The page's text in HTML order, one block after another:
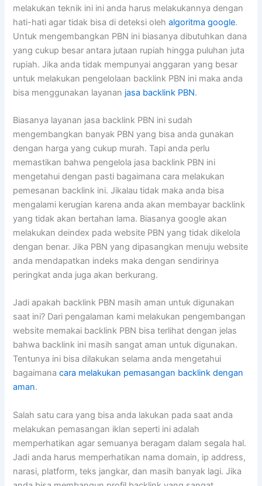
melakukan teknik ini ini anda harus melakukannya dengan
hati-hati agar tidak bisa di deteksi olehalgoritma google.
Untuk mengembangkan PBN ini biasanya dibutuhkan dana
yang cukup besar antara jutaan rupiah hingga puluhan juta
rupiah. Jika anda tidak mempunyai anggaran yang besar
untuk melakukan pengelolaan backlink PBN ini maka anda
bisa menggunakan layanan jasa backlink PBN.
Biasanya layanan jasa backlink PBN ini sudah
mengembangkan banyak PBN yang bisa anda gunakan
dengan harga yang cukup murah. Tapi anda perlu
memastikan bahwa pengelola jasa backlink PBN ini
mengetahui dengan pasti bagaimana cara melakukan
pemesanan backlink ini. Jikalau tidak maka anda bisa
mengalami kerugian karena anda akan membayar backlink
yang tidak akan bertahan lama. Biasanya google akan
melakukan deindex pada website PBN yang tidak dikelola
dengan benar. Jika PBN yang dipasangkan menuju website
anda mendapatkan indeks maka dengan sendirinya
peringkat anda juga akan berkurang.
Jadi apakah backlink PBN masih aman untuk digunakan
saat ini? Dari pengalaman kami melakukan pengembangan
website memakai backlink PBN bisa terlihat dengan jelas
bahwa backlink ini masih sangat aman untuk digunakan.
Tentunya ini bisa dilakukan selama anda mengetahui
bagaimanacara melakukan pemasangan backlink dengan
aman.
Salah satu cara yang bisa anda lakukan pada saat anda
melakukan pemasangan iklan seperti ini adalah
memperhatikan agar semuanya beragam dalam segala hal.
Jadi anda harus memperhatikan nama domain, ip address,
narasi, platform, teks jangkar, dan masih banyak lagi. Jika